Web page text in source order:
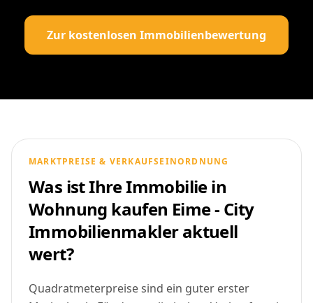
Zur kostenlosen Immobilienbewertung
MARKTPREISE & VERKAUFSEINORDNUNG
Was ist Ihre Immobilie in
Wohnung kaufen Eime - City
Immobilienmakler aktuell
wert?
Quadratmeterpreise sind ein guter erster